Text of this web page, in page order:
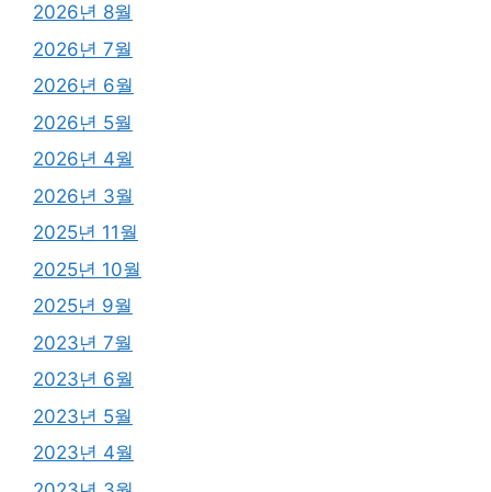
2026년 8월
2026년 7월
2026년 6월
2026년 5월
2026년 4월
2026년 3월
2025년 11월
2025년 10월
2025년 9월
2023년 7월
2023년 6월
2023년 5월
2023년 4월